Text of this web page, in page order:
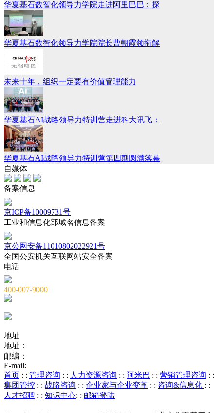
华夏基石数智化领导力学院走进阿里巴巴：探
华夏基石数智化领导力学院院长曹朝霞领衔解
未来十年，组织一定要有价值管理能力
华夏基石AI战略领导力特训营走进科大讯飞：
华夏基石AI战略领导力特训营第四期圆满落幕
自媒体
备案信息
京ICP备10009731号
工业和信息化部域名信息备案
京公网安备11010802022921号
全国公安机关互联网站安全备案
电话
400-007-9000
地址
地址：
邮编：
E-mail:
首页 : : 管理咨询 : : 人力资源咨询 : : 阿米巴 : : 营销管理咨询 : :
集团管控 : : 战略咨询 : : 企业家与企业变革 : : 咨询&信息化 : :
人才招聘 : : 知识中心: : 邮箱登陆